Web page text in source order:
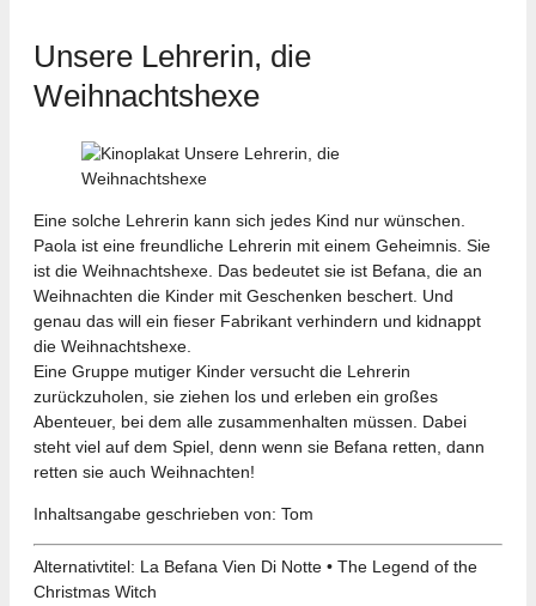
Unsere Lehrerin, die
Weihnachtshexe
Eine solche Lehrerin kann sich jedes Kind nur wünschen.
Paola ist eine freundliche Lehrerin mit einem Geheimnis. Sie
ist die Weihnachtshexe. Das bedeutet sie ist Befana, die an
Weihnachten die Kinder mit Geschenken beschert. Und
genau das will ein fieser Fabrikant verhindern und kidnappt
die Weihnachtshexe.
Eine Gruppe mutiger Kinder versucht die Lehrerin
zurückzuholen, sie ziehen los und erleben ein großes
Abenteuer, bei dem alle zusammenhalten müssen. Dabei
steht viel auf dem Spiel, denn wenn sie Befana retten, dann
retten sie auch Weihnachten!
Inhaltsangabe geschrieben von: Tom
Alternativtitel: La Befana Vien Di Notte • The Legend of the
Christmas Witch